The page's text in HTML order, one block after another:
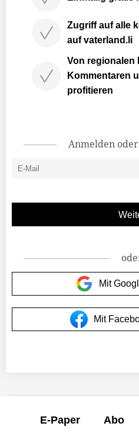
Zugriff auf alle
auf vaterland.li
Von regionalen
Kommentaren
profitieren
Anmelden
Mit
Mit
E-Paper Abo